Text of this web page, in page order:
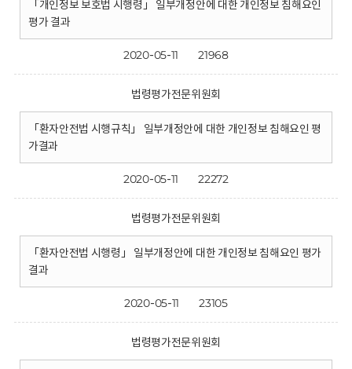
「개인정보 보호법 시행령」 일부개정안에 대한 개인정보 침해요인
평가 결과
2020-05-11 21968
법령평가전문위원회
「환자안전법 시행규칙」 일부개정안에 대한 개인정보 침해요인 평
가결과
2020-05-11 22272
법령평가전문위원회
「환자안전법 시행령」 일부개정안에 대한 개인정보 침해요인 평가
결과
2020-05-11 23105
법령평가전문위원회